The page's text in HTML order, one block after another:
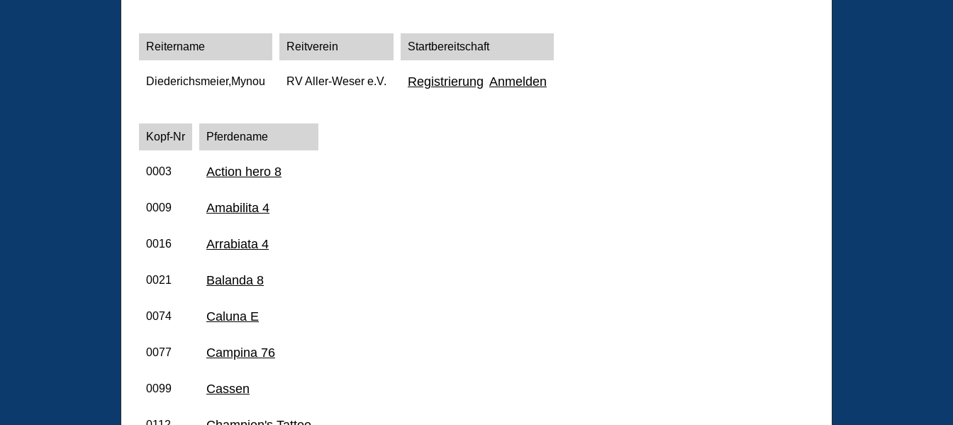
Reitername Reitverein Startbereitschaft
Diederichsmeier,Mynou RV Aller-Weser e.V. Registrierung Anmelden
Kopf-Nr Pferdename
0003 Action hero 8
0009 Amabilita 4
0016 Arrabiata 4
0021 Balanda 8
0074 Caluna E
0077 Campina 76
0099 Cassen